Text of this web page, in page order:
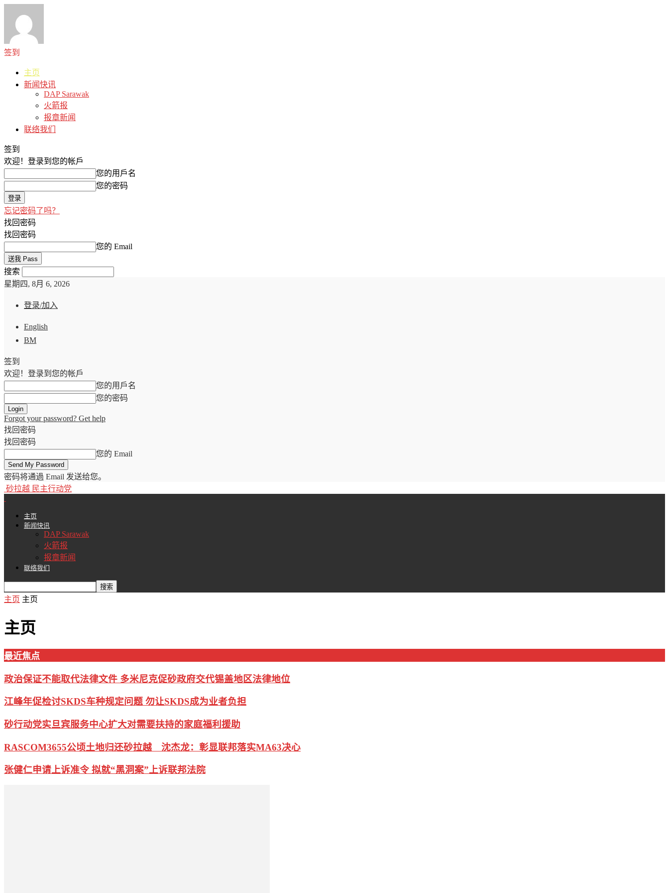
签到
主页
新闻快讯
DAP Sarawak
火箭报
报章新闻
联络我们
签到
欢迎！ 登录到您的帐戶
您的用戶名
您的密码
忘记密码了吗？
找回密码
找回密码
您的 Email
搜索
星期四, 8月 6, 2026
登录/加入
English
BM
签到
欢迎！登录到您的帐戶
您的用戶名
您的密码
Forgot your password? Get help
找回密码
找回密码
您的 Email
密码将通過 Email 发送给您。
砂拉越 民主行动党
主页
新闻快讯
DAP Sarawak
火箭报
报章新闻
联络我们
主页 主页
主页
最近焦点
政治保证不能取代法律文件 多米尼克促砂政府交代锡盖地区法律地位
江峰年促检讨SKDS车种规定问题 勿让SKDS成为业者负担
砂行动党实旦宾服务中心扩大对需要扶持的家庭福利援助
RASCOM3655公顷土地归还砂拉越 沈杰龙：彰显联邦落实MA63决心
张健仁申请上诉准令 拟就“黑洞案”上诉联邦法院